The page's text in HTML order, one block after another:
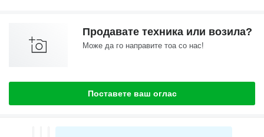
Продавате техника или возила?
Може да го направите тоа со нас!
Поставете ваш оглас